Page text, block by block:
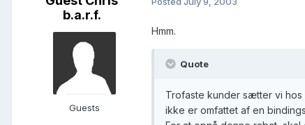
b.a.r.f.
Guests
Hmm.
Quote
Trofaste kunder sætter vi hos
ikke er omfattet af en